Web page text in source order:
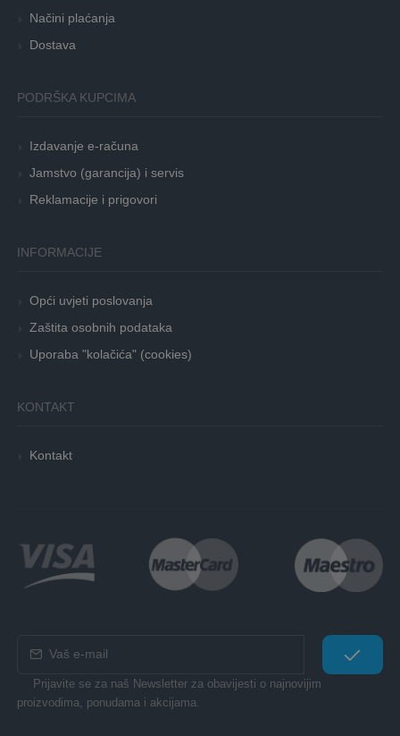
Načini plaćanja
Dostava
PODRŠKA KUPCIMA
Izdavanje e-računa
Jamstvo (garancija) i servis
Reklamacije i prigovori
INFORMACIJE
Opći uvjeti poslovanja
Zaštita osobnih podataka
Uporaba "kolačića" (cookies)
KONTAKT
Kontakt
Prijavite se za naš Newsletter za obavijesti o najnovijim
proizvodima, ponudama i akcijama.